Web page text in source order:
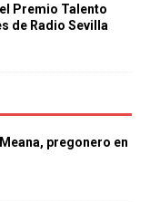
Premio Talento
de Radio Sevilla
pregonero en